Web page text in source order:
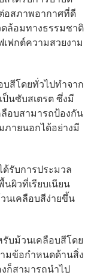
อสภาพอากาศที่ดี
ล้อมทางธรรมชาติ
เฟกต์ความสวยงาม
สีโดยทั่วไปทำจาก
ป็นซับสเตรต ซึ่งมี
อบสามารถป้องกัน
ภายนอกได้อย่างมี
ด้รับการประมวล
นผิวที่เรียบเนียน
นเคลือบสีง่ายขึ้น
บม้วนเคลือบสีโดย
มข้อกำหนดด้านสิ่ง
ก็สามารถนำไป